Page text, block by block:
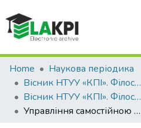
Communities & Collections
All of DSpace
Statistics
Home
Наукова періодика
Вісник НТУУ «КПІ». Філософія. Психологія. Педагогіка
Вісник НТУУ «КПІ». Філософія. Психологія. Педагогіка: збірник наукових праць, № 2(20), ч. 1
Управління самостійною роботою студентів економічних спеціальностей